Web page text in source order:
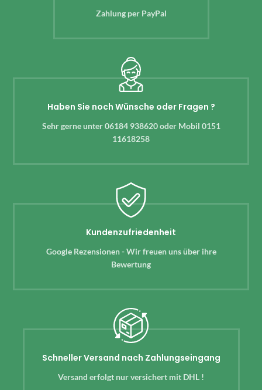
Zahlung per PayPal
Haben Sie noch Wünsche oder Fragen ?
Sehr gerne unter 06184 938620 oder Mobil 0151
11618258
Kundenzufriedenheit
Google Rezensionen - Wir freuen uns über ihre
Bewertung
Schneller Versand nach Zahlungseingang
Versand erfolgt nur versichert mit DHL !